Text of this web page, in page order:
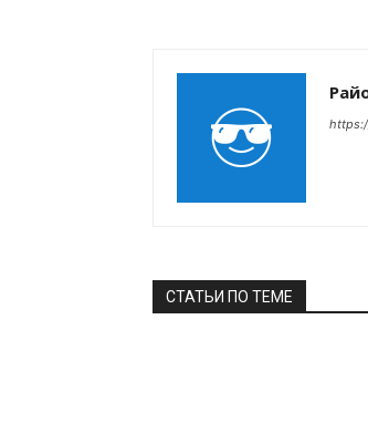
СТАТЬИ ПО ТЕМЕ